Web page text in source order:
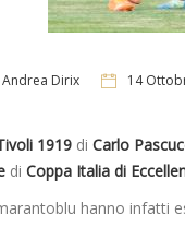
Andrea Dirix 14
1919 di Carlo
di Coppa Italia di
hanno infatti